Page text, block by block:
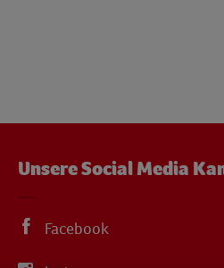
Unsere Social Media
Facebook